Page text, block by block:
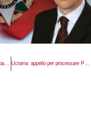
Aborto: sulla 194 proponiamo dibattito per migliorare Ucraina: appello per processare Putin all’Aja